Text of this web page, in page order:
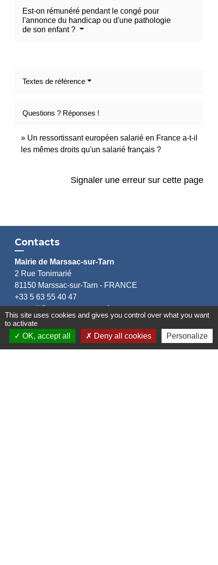
Est-on rémunéré pendant le congé pour
l'annonce du handicap ou d'une pathologie
de son enfant ?
Textes de référence
Questions ? Réponses !
Un ressortissant européen salarié en France a-t-il
les mêmes droits qu'un salarié français ?
Signaler une erreur sur cette page
Contacts
Mairie de Marssac-sur-Tarn
2 Rue Tonimarié
81150 Marssac-sur-Tarn - FRANCE
+33 5 63 55 40 47
accueil@marssac-sur-tarn.fr
Lien vers les HORAIRES et CONTACTS
de chaque service
This site uses cookies and gives you control over what you want
to activate
OK, accept all
Deny all cookies Personalize